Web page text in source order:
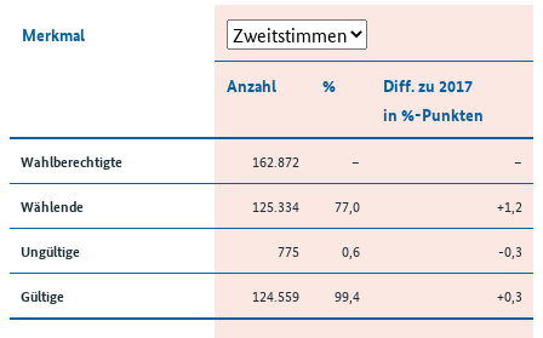
Merkmal
Anzahl %
Diff. zu 2017
in %-Punkten
Wahlberechtigte 162.872 – –
Wählende 125.334 77,0 +1,2
Ungültige 775 0,6 -0,3
Gültige 124.559 99,4 +0,3